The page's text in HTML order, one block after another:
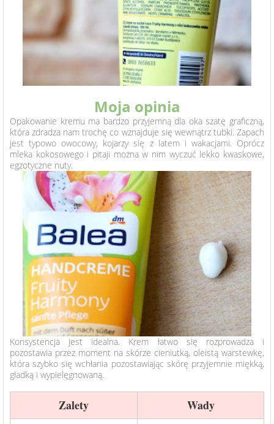
Moja opinia
Opakowanie kremu ma bardzo przyjemną dla oka szatę graficzną,
która zdradza nam trochę co wznajduje się wewnątrz tubki. Zapach
jest typowo owocowy, kojarzy się z latem i wakacjami. Oprócz
mleka kokosowego i pitaji można w nim wyczuć lekko kwaskowe,
egzotyczne nuty.
Konsystencja jest idealna. Krem łatwo się rozprowadza i
pozostawia przez moment na skórze cieniutką, oleistą warstewkę,
która szybko się wchłania pozostawiając skórę przyjemnie miękką,
gładką i wypielęgnowaną.
Zalety Wady